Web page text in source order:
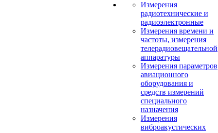
Измерения
радиотехнические и
радиоэлектронные
Измерения времени и
частоты, измерения
телерадиовещательной
аппаратуры
Измерения параметров
авиационного
оборудования и
средств измерений
специального
назначения
Измерения
виброакустических